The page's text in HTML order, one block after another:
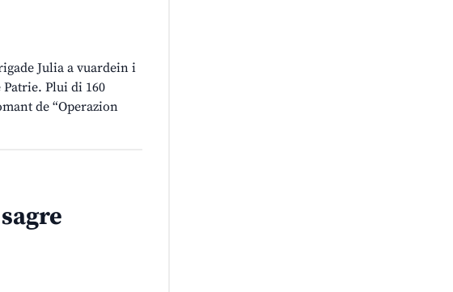
Julia a vuardein i
Plui di 160
de “Operazion